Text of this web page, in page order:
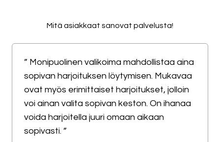
Mitä asiakkaat sanovat palvelusta!
” Monipuolinen valikoima mahdollistaa aina
sopivan harjoituksen löytymisen. Mukavaa
ovat myös erimittaiset harjoitukset, jolloin
voi ainan valita sopivan keston. On ihanaa
voida harjoitella juuri omaan aikaan
sopivasti. ”